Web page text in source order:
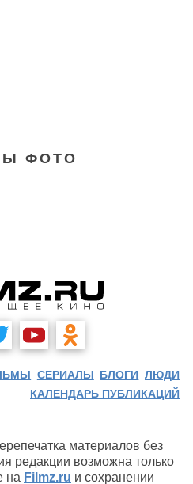
ФОТО
СЕРИАЛЫ БЛОГИ ЛЮДИ
КАЛЕНДАРЬ ПУБЛИКАЦИЙ
материалов без
редакции возможна только
на Filmz.ru и сохранении